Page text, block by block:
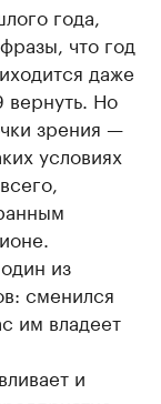
года,
что год
даже
вернуть. Но
зрения —
условиях
из
сменился
им владеет
и